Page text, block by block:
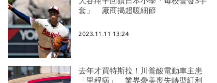
套」 廠商揭超暖細節
2023.11.11 13:24
去年才買特斯拉！川普酸電動車主患
「里程病」 業界憂美喪失轉型紅利